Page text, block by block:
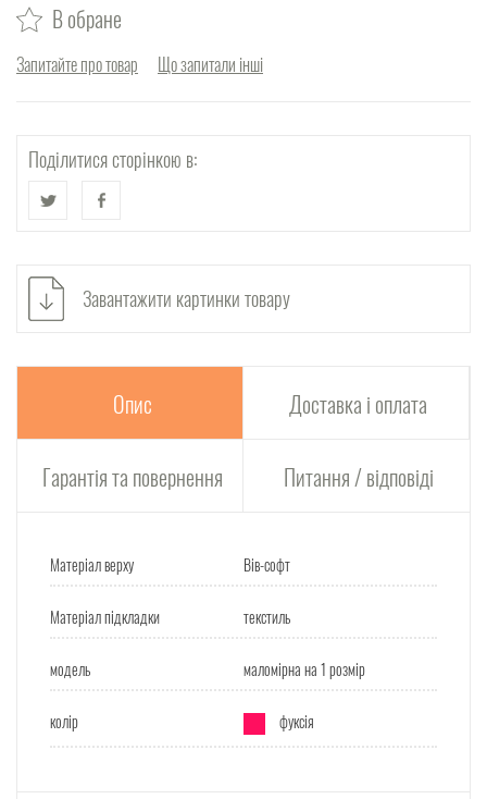
В обране
Запитайте про товар Що запитали інші
Поділитися сторінкою в:
Завантажити картинки товару
Опис Доставка і оплата
Гарантія та повернення Питання / відповіді
Матеріал верху Вів-софт
Матеріал підкладки текстиль
модель маломірна на 1 розмір
колір фуксія